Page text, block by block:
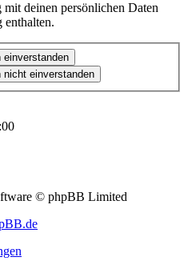
deinen persönlichen Daten
enthalten.
© phpBB Limited